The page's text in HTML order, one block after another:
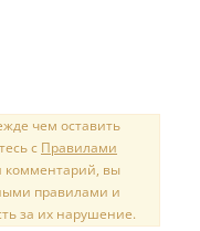
чем оставить
с Правилами
комментарий, вы
правилами и
за их нарушение.